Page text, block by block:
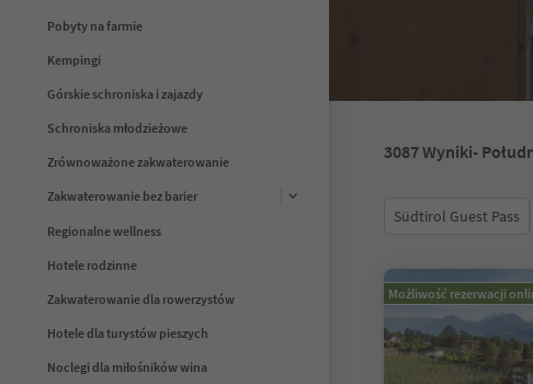
Pobyty na farmie
Kempingi
Górskie schroniska i zajazdy
Schroniska młodzieżowe
Zrównoważone zakwaterowanie
Zakwaterowanie bez barier
Regionalne wellness
Hotele rodzinne
Zakwaterowanie dla rowerzystów
Hotele dla turystów pieszych
Noclegi dla miłośników wina
3087Wyniki-
Südtirol Guest Pass
Możliwość rezerwacji